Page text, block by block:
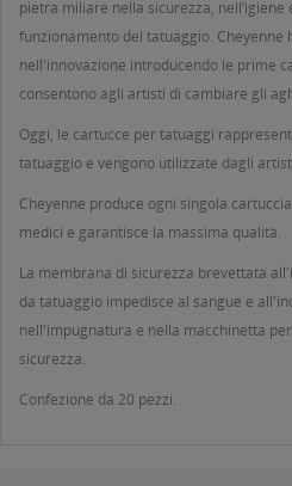
pietra miliare nella sicurezza, nell’igiene
funzionamento del tatuaggio.
nell'innovazione introducendo le prime
consentono agli artisti di cambiare gli
Oggi, le cartucce per tatuaggi
tatuaggio e vengono utilizzate dagli
Cheyenne produce ogni singola
medici e garantisce la massima qualità.
La membrana di sicurezza brevettata
da tatuaggio impedisce al sangue e
nell'impugnatura e nella macchinetta
sicurezza.
Confezione da 20 pezzi.